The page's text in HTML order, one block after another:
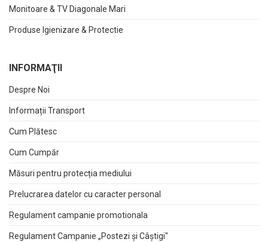
Monitoare & TV Diagonale Mari
Produse Igienizare & Protectie
INFORMAŢII
Despre Noi
Informații Transport
Cum Plătesc
Cum Cumpăr
Măsuri pentru protecția mediului
Prelucrarea datelor cu caracter personal
Regulament campanie promotionala
Regulament Campanie „Postezi și Câștigi"